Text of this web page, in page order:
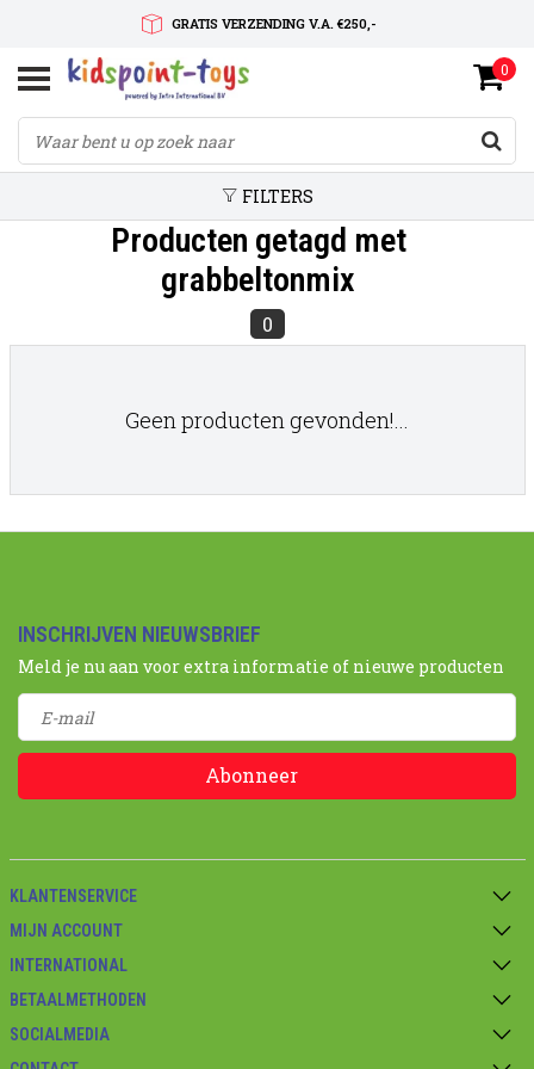
GRATIS VERZENDING V.A. €250,-
SNELLE LEVERTIJD
SERVICE OP MAAT
0
FILTERS
Producten getagd met
grabbeltonmix
0
Geen producten gevonden!...
INSCHRIJVEN NIEUWSBRIEF
Meld je nu aan voor extra informatie of nieuwe producten
Abonneer
KLANTENSERVICE
MIJN ACCOUNT
INTERNATIONAL
BETAALMETHODEN
SOCIALMEDIA